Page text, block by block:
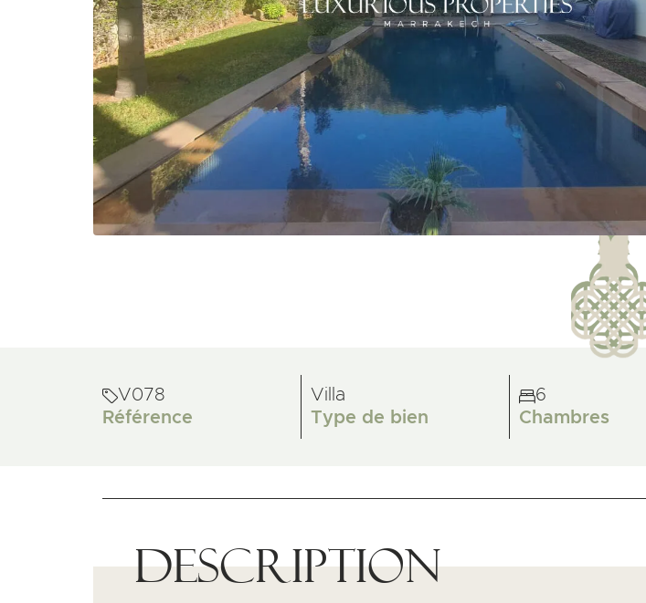
V078
Référence
Villa
Type de bien
6
Chambres
Description